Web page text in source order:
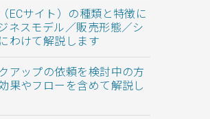
ECサイト）の種類と特徴に
ネスモデル／販売形態／シ
わけて解説します
アップの依頼を検討中の方
果やフローを含めて解説し